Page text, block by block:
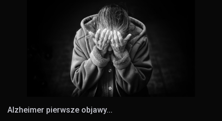
Alzheimer pierwsze objawy...